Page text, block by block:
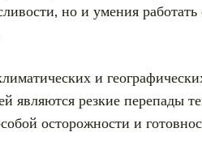
но и умения
и
являются резкие перепады
осторожности и